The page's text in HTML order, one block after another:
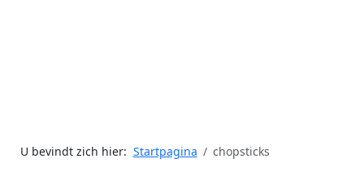
U bevindt zich hier: Startpagina chopsticks